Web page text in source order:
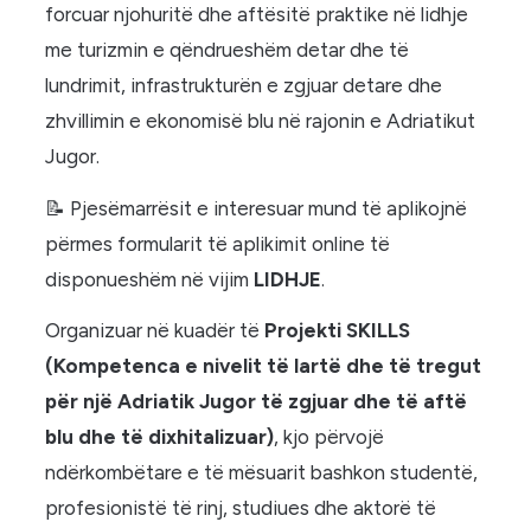
forcuar njohuritë dhe aftësitë praktike në lidhje
me turizmin e qëndrueshëm detar dhe të
lundrimit, infrastrukturën e zgjuar detare dhe
zhvillimin e ekonomisë blu në rajonin e Adriatikut
Jugor.
📝 Pjesëmarrësit e interesuar mund të aplikojnë
përmes formularit të aplikimit online të
disponueshëm në vijim LIDHJE.
Organizuar në kuadër të Projekti SKILLS
(Kompetenca e nivelit të lartë dhe të tregut
për një Adriatik Jugor të zgjuar dhe të aftë
blu dhe të dixhitalizuar), kjo përvojë
ndërkombëtare e të mësuarit bashkon studentë,
profesionistë të rinj, studiues dhe aktorë të